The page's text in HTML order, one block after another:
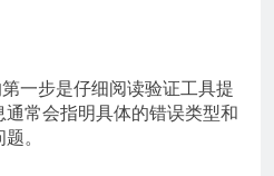
一步是仔细阅读验证工具提
常会指明具体的错误类型和
。